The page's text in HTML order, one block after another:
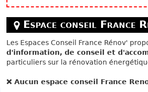
Espace conseil France
Les Espaces Conseil France Rénov'
d'information, de conseil et
particuliers sur la rénovation
❌ Aucun espace conseil France